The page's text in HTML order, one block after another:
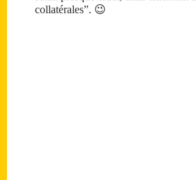
collatérales”. 😉